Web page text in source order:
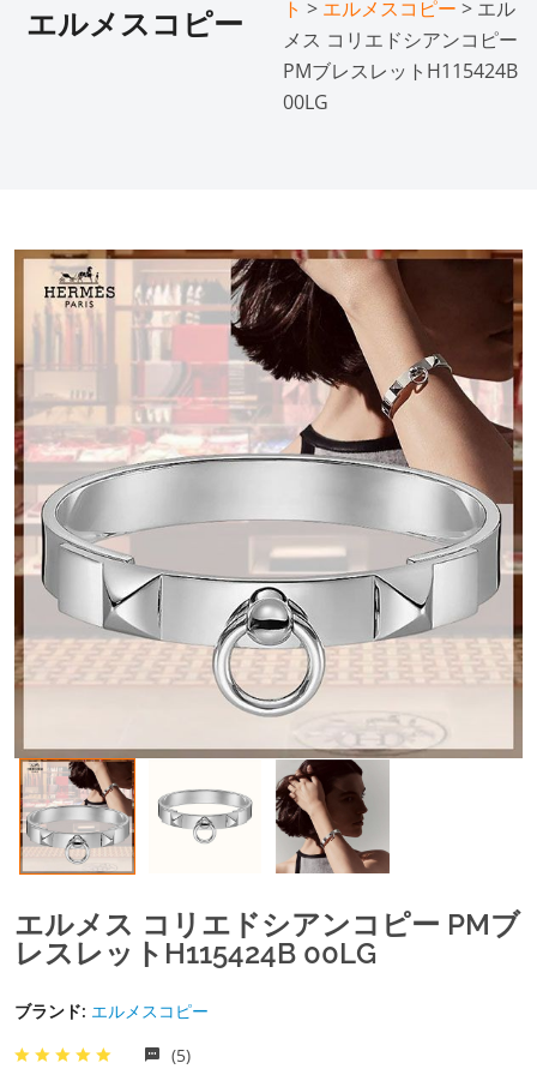
エルメスコピー
ト > エルメスコピー > エル
メス コリエドシアンコピー
PMブレスレットH115424B
00LG
エルメス コリエドシアンコピー PMブ
レスレットH115424B 00LG
ブランド: エルメスコピー
(5)